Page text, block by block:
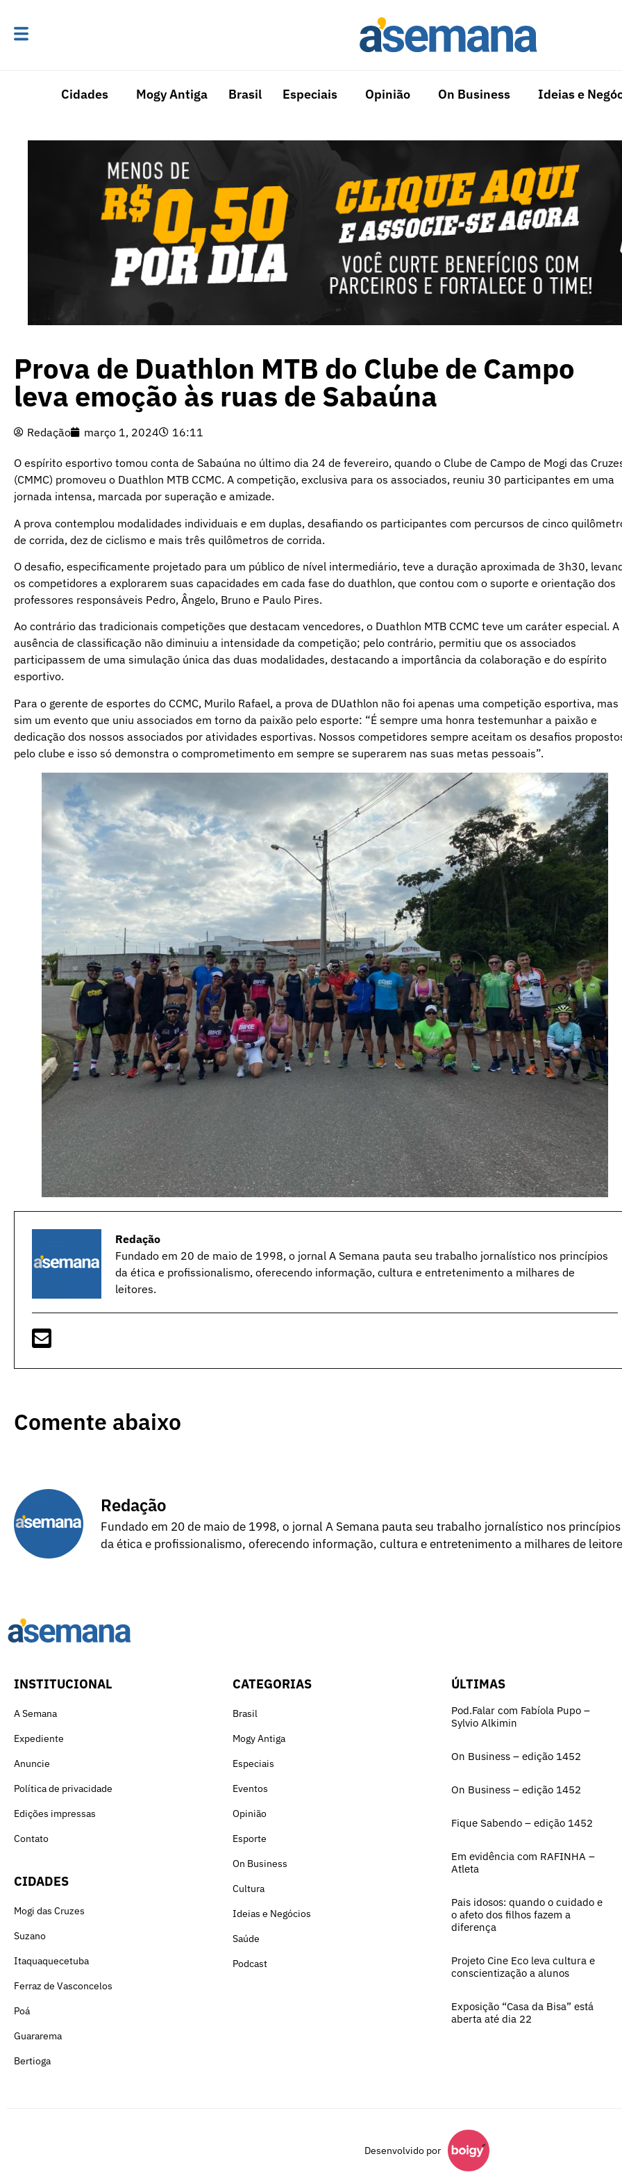
Cidades Mogy Antiga Brasil Especiais Opinião On Business Ideias e
Prova de Duathlon MTB do Clube de Campo
leva emoção às ruas de Sabaúna
Redação março 1, 2024 16:11
O espírito esportivo tomou conta de Sabaúna no último dia 24 de fevereiro, quando o Clube de Campo de Mogi das
(CMMC) promoveu o Duathlon MTB CCMC. A competição, exclusiva para os associados, reuniu 30 participantes em uma
jornada intensa, marcada por superação e amizade.
A prova contemplou modalidades individuais e em duplas, desafiando os participantes com percursos de cinco
de corrida, dez de ciclismo e mais três quilômetros de corrida.
O desafio, especificamente projetado para um público de nível intermediário, teve a duração aproximada de 3h30,
os competidores a explorarem suas capacidades em cada fase do duathlon, que contou com o suporte e orientação dos
professores responsáveis Pedro, Ângelo, Bruno e Paulo Pires.
Ao contrário das tradicionais competições que destacam vencedores, o Duathlon MTB CCMC teve um caráter especial. A
ausência de classificação não diminuiu a intensidade da competição; pelo contrário, permitiu que os associados
participassem de uma simulação única das duas modalidades, destacando a importância da colaboração e do espírito
esportivo.
Para o gerente de esportes do CCMC, Murilo Rafael, a prova de DUathlon não foi apenas uma competição esportiva, mas
sim um evento que uniu associados em torno da paixão pelo esporte: “É sempre uma honra testemunhar a paixão e
dedicação dos nossos associados por atividades esportivas. Nossos competidores sempre aceitam os desafios
pelo clube e isso só demonstra o comprometimento em sempre se superarem nas suas metas pessoais”.
Redação
Fundado em 20 de maio de 1998, o jornal A Semana pauta seu trabalho jornalístico nos princípios
da ética e profissionalismo, oferecendo informação, cultura e entretenimento a milhares de
leitores.
Comente abaixo
Redação
Fundado em 20 de maio de 1998, o jornal A Semana pauta seu trabalho jornalístico nos princípios
da ética e profissionalismo, oferecendo informação, cultura e entretenimento a milhares de
INSTITUCIONAL
A Semana
Expediente
Anuncie
Política de privacidade
Edições impressas
Contato
CIDADES
Mogi das Cruzes
Suzano
Itaquaquecetuba
Ferraz de Vasconcelos
Poá
Guararema
Bertioga
CATEGORIAS
Brasil
Mogy Antiga
Especiais
Eventos
Opinião
Esporte
On Business
Cultura
Ideias e Negócios
Saúde
Podcast
ÚLTIMAS
Pod.Falar com Fabíola Pupo –
Sylvio Alkimin
On Business – edição 1452
On Business – edição 1452
Fique Sabendo – edição 1452
Em evidência com RAFINHA –
Atleta
Pais idosos: quando o cuidado e
o afeto dos filhos fazem a
diferença
Projeto Cine Eco leva cultura e
conscientização a alunos
Exposição “Casa da Bisa” está
aberta até dia 22
Desenvolvido por